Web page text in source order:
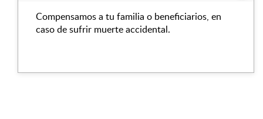
Compensamos a tu familia o beneficiarios, en
caso de sufrir muerte accidental.